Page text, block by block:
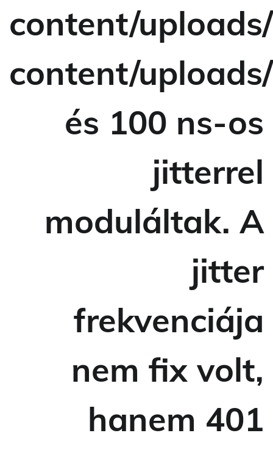
content/
content/
és 100 ns-os
jitterrel
moduláltak. A
jitter
frekvenciája
nem fix volt,
hanem 401